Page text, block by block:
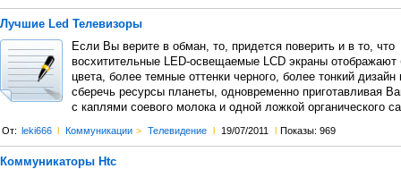
Лучшие Led Телевизоры
Если Вы верите в обман, то, придется поверить и в то, что
восхитительные LED-освещаемые LCD экраны отображают
цвета, более темные оттенки черного, более тонкий дизайн
сберечь ресурсы планеты, одновременно приготавливая
с каплями соевого молока и одной ложкой органического
От: leki666 l Коммуникации > Телевидение l 19/07/2011 l Показы: 969
Коммуникаторы Htc